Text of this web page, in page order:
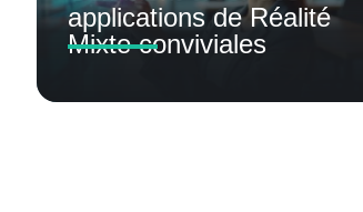
applications de Réalité
Mixte conviviales